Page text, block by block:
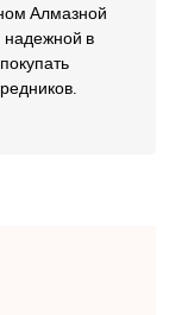
Алмазной
в